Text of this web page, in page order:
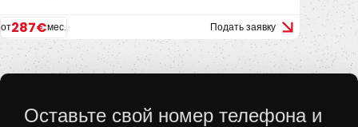
от287€мес. Подать заявку
Оставьте свой номер телефона и